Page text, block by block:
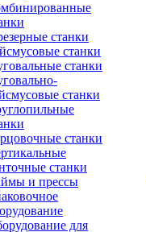
станки
станки
станки
станки
станки
станки
и прессы
для